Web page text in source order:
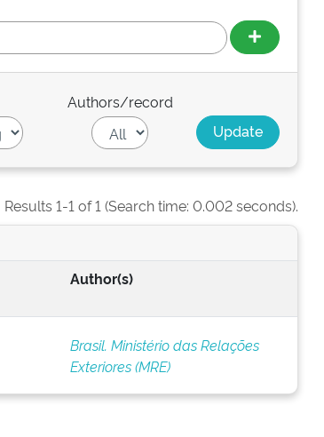
Authors/record
Results 1-1 of 1 (Search time: 0.002 seconds).
Author(s)
Brasil. Ministério das Relações
Exteriores (MRE)